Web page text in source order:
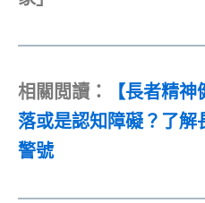
相關閲讀：
【長者精
落或是認知障礙？了解
警號